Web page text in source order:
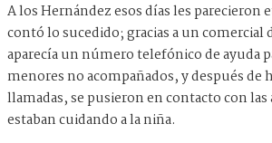
A los Hernández esos días les parecieron
contó lo sucedido; gracias a un comercial
aparecía un número telefónico de ayuda
menores no acompañados, y después de
llamadas, se pusieron en contacto con
estaban cuidando a la niña.